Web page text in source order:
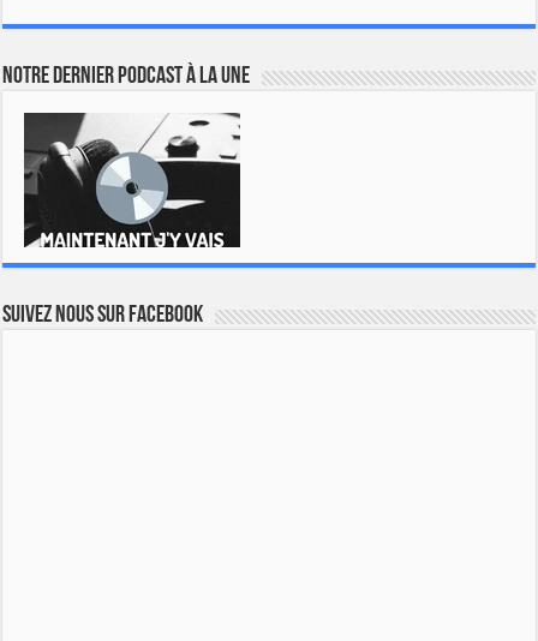
Notre dernier podcast à la une
Suivez nous sur Facebook